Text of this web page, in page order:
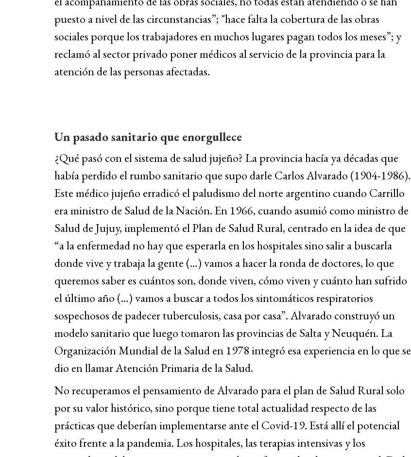
puesto a nivel de las circunstancias”; "hace falta la cobertura de las obras
sociales porque los trabajadores en muchos lugares pagan todos los meses”; y
reclamó al sector privado poner médicos al servicio de la provincia para la
atención de las personas afectadas.
Un pasado sanitario que enorgullece
¿Qué pasó con el sistema de salud jujeño? La provincia hacía ya décadas que
había perdido el rumbo sanitario que supo darle Carlos Alvarado (1904-1986).
Este médico jujeño erradicó el paludismo del norte argentino cuando Carrillo
era ministro de Salud de la Nación. En 1966, cuando asumió como ministro de
Salud de Jujuy, implementó el Plan de Salud Rural, centrado en la idea de que
“a la enfermedad no hay que esperarla en los hospitales sino salir a buscarla
donde vive y trabaja la gente (…) vamos a hacer la ronda de doctores, lo que
queremos saber es cuántos son, donde viven, cómo viven y cuánto han sufrido
el último año (…) vamos a buscar a todos los sintomáticos respiratorios
sospechosos de padecer tuberculosis, casa por casa”.Alvarado construyó un
modelo sanitario que luego tomaron las provincias de Salta y Neuquén. La
Organización Mundial de la Salud en 1978 integró esa experiencia en lo que se
dio en llamar Atención Primaria de la Salud.
No recuperamos el pensamiento de Alvarado para el plan de Salud Rural solo
por su valor histórico, sino porque tiene total actualidad respecto de las
prácticas que deberían implementarse ante el Covid-19. Está allí el potencial
éxito frente a la pandemia. Los hospitales, las terapias intensivas y los